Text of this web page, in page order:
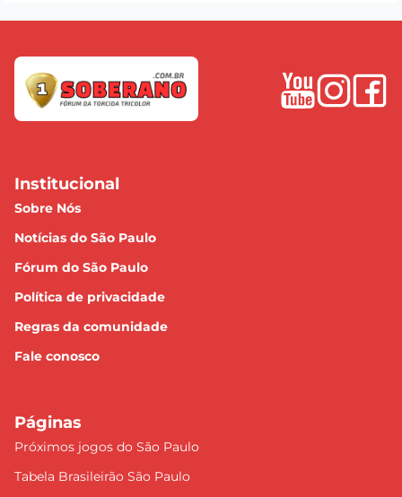
Institucional
Sobre Nós
Notícias do São Paulo
Fórum do São Paulo
Política de privacidade
Regras da comunidade
Fale conosco
Páginas
Próximos jogos do São Paulo
Tabela Brasileirão São Paulo